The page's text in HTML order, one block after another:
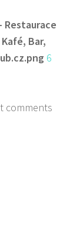
Restaurace
Bar,
6
comments